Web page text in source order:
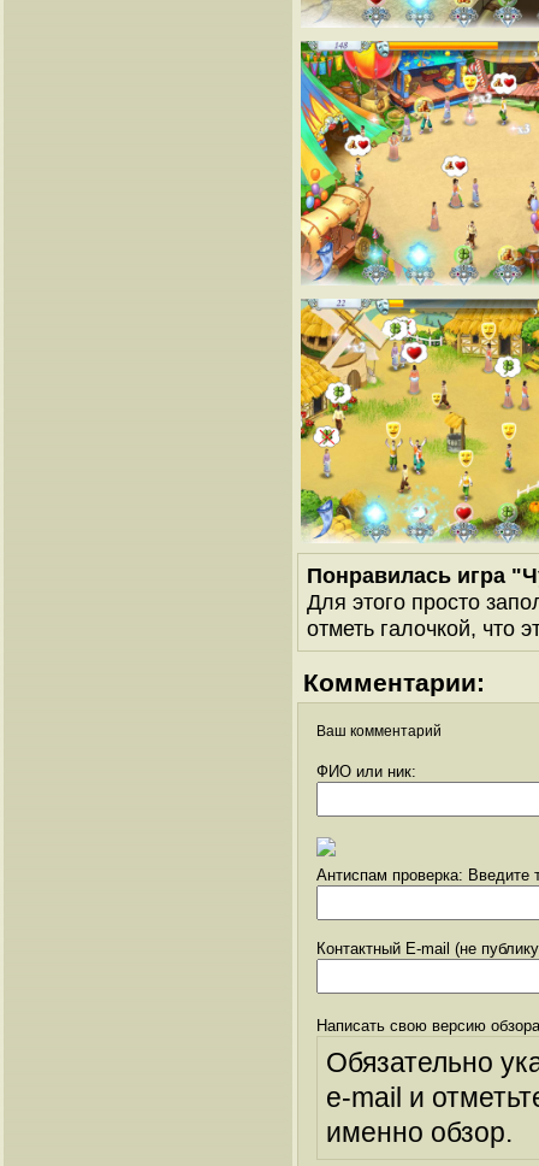
Понравилась игра
Для этого просто
отметь галочкой, что
Комментарии:
Ваш комментарий
ФИО или ник:
Антиспам проверка: Введите
Контактный E-mail (не
Написать свою версию
Обязательно
e-mail и
именно обзор.